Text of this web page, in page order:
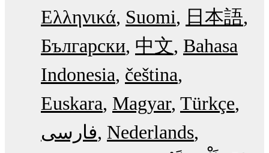
Ελληνικά Suomi
日本語
Български 中文 Bahasa
Indonesia čeština
Euskara Magyar Türkçe
فارسی Nederlands